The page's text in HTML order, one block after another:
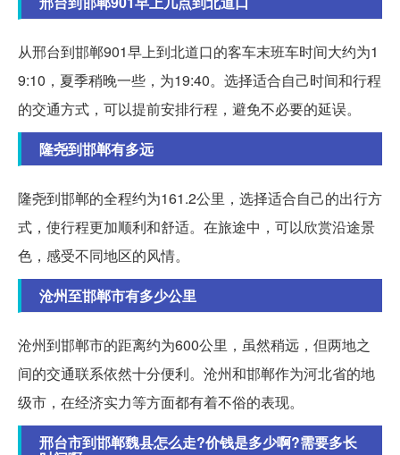
从邢台到邯郸901早上到北道口的客车末班车时间大约为1
9:10，夏季稍晚一些，为19:40。选择适合自己时间和行程
的交通方式，可以提前安排行程，避免不必要的延误。
隆尧到邯郸有多远
隆尧到邯郸的全程约为161.2公里，选择适合自己的出行方
式，使行程更加顺利和舒适。在旅途中，可以欣赏沿途景
色，感受不同地区的风情。
沧州至邯郸市有多少公里
沧州到邯郸市的距离约为600公里，虽然稍远，但两地之
间的交通联系依然十分便利。沧州和邯郸作为河北省的地
级市，在经济实力等方面都有着不俗的表现。
邢台市到邯郸魏县怎么走?价钱是多少啊?需要多长